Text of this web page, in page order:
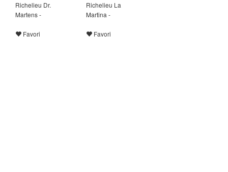
Richelieu Dr.
Martens -
Favori
Richelieu La
Martina -
Favori